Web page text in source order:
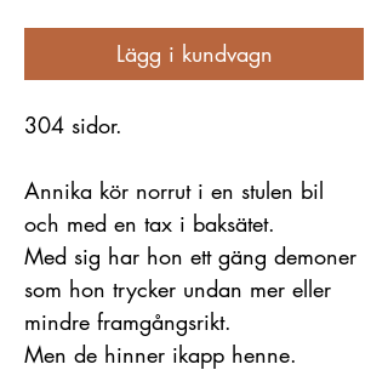
Lägg i kundvagn
304 sidor.
Annika kör norrut i en stulen bil
och med en tax i baksätet.
Med sig har hon ett gäng demoner
som hon trycker undan mer eller
mindre framgångsrikt.
Men de hinner ikapp henne.